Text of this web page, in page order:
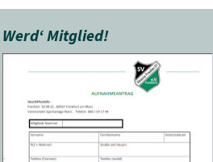
Werd‘ Mitglied!